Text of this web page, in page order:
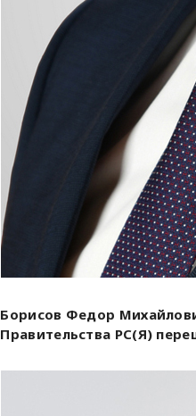
Борисов Федор
Правительства РС(Я)